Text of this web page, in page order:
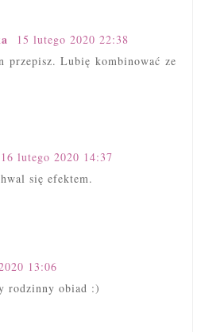
15 lutego 2020 22:38
przepisz. Lubię kombinować ze
16 lutego 2020 14:37
się efektem.
13:06
rodzinny obiad :)